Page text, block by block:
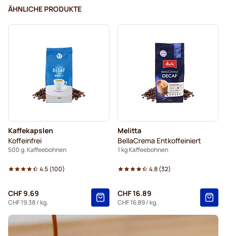
Kaffeebohnen von Segafredo
Kaffeebohnen von Merrild
Kaffeebohnen von Garibaldi
Kaffeebohnen von Tonino Lamborghini
Entkoffeinierte Kaffeebohnen Kaffeebohnen
ÄHNLICHE PRODUKTE
Kaffekapslen
Koffeinfrei
500 g. Kaffeebohnen
4.5(100)
CHF 9.69
CHF 19.38/ kg.
Melitta
BellaCrema Entkoffeiniert
1 kg Kaffeebohnen
4.8(32)
CHF 16.89
CHF 16.89/ kg.